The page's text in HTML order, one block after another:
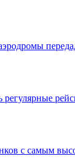
регулярные
с самым